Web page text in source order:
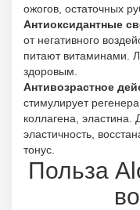
ожогов, остаточных
Антиоксидантные
от негативного
питают витаминами.
здоровым.
Антивозрастное
стимулирует
коллагена,
эластичность,
тонус.
Польза